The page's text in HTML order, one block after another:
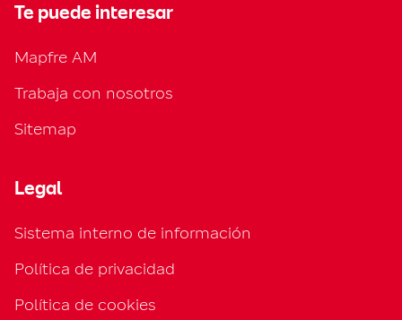
Te puede interesar
Mapfre AM
Trabaja con nosotros
Sitemap
Legal
Sistema interno de información
Política de privacidad
Política de cookies